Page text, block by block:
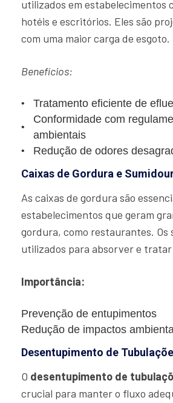
utilizados em estabelecimentos
hotéis e escritórios. Eles são
com uma maior carga de esgoto.
Benefícios:
Tratamento eficiente de
Conformidade com
ambientais
Redução de odores
Caixas de Gordura e
As caixas de gordura são
estabelecimentos que geram
gordura, como restaurantes. Os
utilizados para absorver e tratar
Importância:
Prevenção de entupimentos
Redução de impactos
Desentupimento de
O desentupimento de
crucial para manter o fluxo